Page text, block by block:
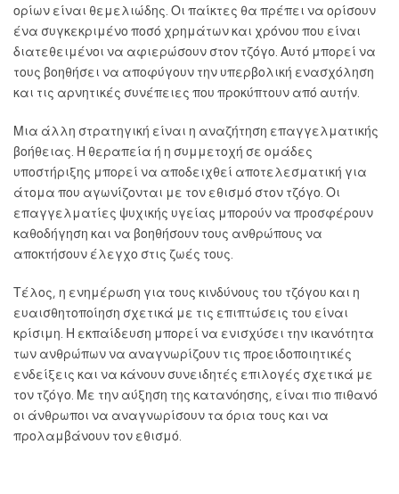
ορίων είναι θεμελιώδης. Οι παίκτες θα πρέπει να ορίσουν
ένα συγκεκριμένο ποσό χρημάτων και χρόνου που είναι
διατεθειμένοι να αφιερώσουν στον τζόγο. Αυτό μπορεί να
τους βοηθήσει να αποφύγουν την υπερβολική ενασχόληση
και τις αρνητικές συνέπειες που προκύπτουν από αυτήν.
Μια άλλη στρατηγική είναι η αναζήτηση επαγγελματικής
βοήθειας. Η θεραπεία ή η συμμετοχή σε ομάδες
υποστήριξης μπορεί να αποδειχθεί αποτελεσματική για
άτομα που αγωνίζονται με τον εθισμό στον τζόγο. Οι
επαγγελματίες ψυχικής υγείας μπορούν να προσφέρουν
καθοδήγηση και να βοηθήσουν τους ανθρώπους να
αποκτήσουν έλεγχο στις ζωές τους.
Τέλος, η ενημέρωση για τους κινδύνους του τζόγου και η
ευαισθητοποίηση σχετικά με τις επιπτώσεις του είναι
κρίσιμη. Η εκπαίδευση μπορεί να ενισχύσει την ικανότητα
των ανθρώπων να αναγνωρίζουν τις προειδοποιητικές
ενδείξεις και να κάνουν συνειδητές επιλογές σχετικά με
τον τζόγο. Με την αύξηση της κατανόησης, είναι πιο πιθανό
οι άνθρωποι να αναγνωρίσουν τα όρια τους και να
προλαμβάνουν τον εθισμό.